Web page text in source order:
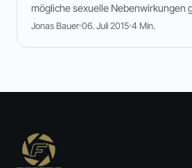
mögliche sexuelle Nebenwirkungen
Jonas Bauer 06. Juli 2015 4 Min.